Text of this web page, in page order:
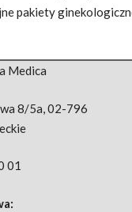
pakiety
Medica
8/5a,02-796
01